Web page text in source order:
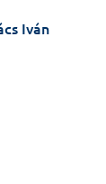
Iván